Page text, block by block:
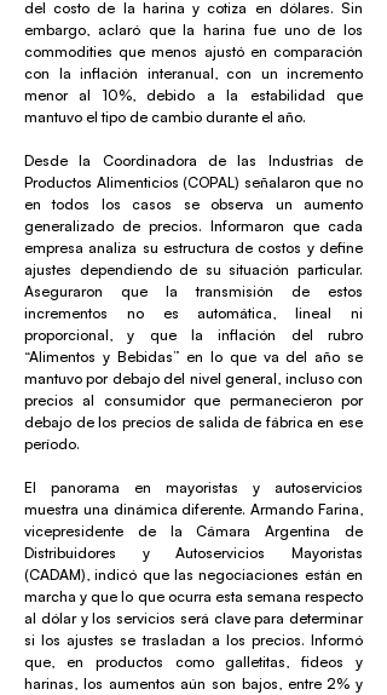
del costo de la harina y cotiza en dólares. Sin
embargo, aclaró que la harina fue uno de los
commodities que menos ajustó en comparación
con la inflación interanual, con un incremento
menor al 10%, debido a la estabilidad que
mantuvo el tipo de cambio durante el año.
Desde la Coordinadora de las Industrias de
Productos Alimenticios (COPAL) señalaron que no
en todos los casos se observa un aumento
generalizado de precios. Informaron que cada
empresa analiza su estructura de costos y define
ajustes dependiendo de su situación particular.
Aseguraron que la transmisión de estos
incrementos no es automática, lineal ni
proporcional, y que la inflación del rubro
“Alimentos y Bebidas” en lo que va del año se
mantuvo por debajo del nivel general, incluso con
precios al consumidor que permanecieron por
debajo de los precios de salida de fábrica en ese
período.
El panorama en mayoristas y autoservicios
muestra una dinámica diferente. Armando Farina,
vicepresidente de la Cámara Argentina de
Distribuidores y Autoservicios Mayoristas
(CADAM), indicó que las negociaciones están en
marcha y que lo que ocurra esta semana respecto
al dólar y los servicios será clave para determinar
si los ajustes se trasladan a los precios. Informó
que, en productos como galletitas, fideos y
harinas, los aumentos aún son bajos, entre 2% y